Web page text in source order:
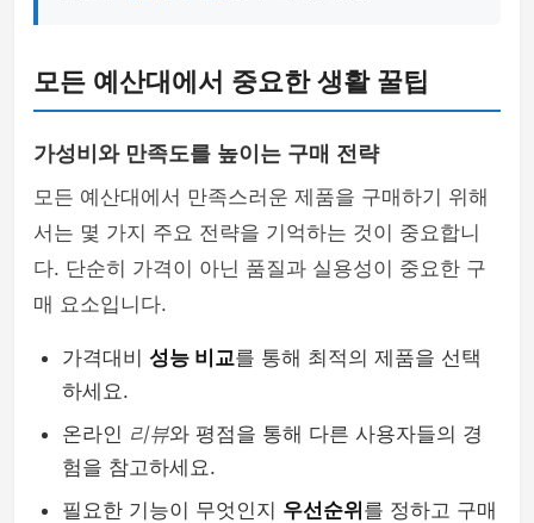
모든 예산대에서 중요한 생활 꿀팁
가성비와 만족도를 높이는 구매 전략
모든 예산대에서 만족스러운 제품을 구매하기 위해
서는 몇 가지 주요 전략을 기억하는 것이 중요합니
다. 단순히 가격이 아닌 품질과 실용성이 중요한 구
매 요소입니다.
가격대비 성능 비교를 통해 최적의 제품을 선택
하세요.
온라인 리뷰와 평점을 통해 다른 사용자들의 경
험을 참고하세요.
필요한 기능이 무엇인지 우선순위 를 정하고 구매